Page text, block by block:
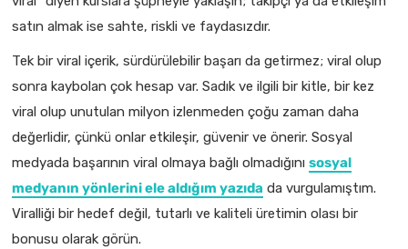
satın almak ise sahte, riskli ve faydasızdır.
Tek bir viral içerik, sürdürülebilir başarı da getirmez; viral olup
sonra kaybolan çok hesap var. Sadık ve ilgili bir kitle, bir kez
viral olup unutulan milyon izlenmeden çoğu zaman daha
değerlidir, çünkü onlar etkileşir, güvenir ve önerir. Sosyal
medyada başarının viral olmaya bağlı olmadığını sosyal
medyanın yönlerini ele aldığım yazıda da vurgulamıştım.
Viralliği bir hedef değil, tutarlı ve kaliteli üretimin olası bir
bonusu olarak görün.